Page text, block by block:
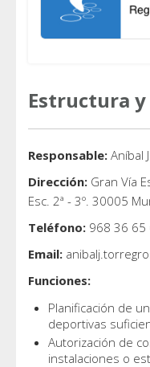
Estructura
Responsable: Aníbal
Dirección: Gran Vía
Esc. 2ª - 3º. 30005
Teléfono: 968 36 65
Email:
Funciones:
Planificación de
deportivas
Autorización de
instalaciones o